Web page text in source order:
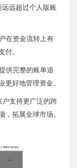
远超过个人版账
在资金流转上有
付。
供完整的账单追
更好地管理资金。
支持更广泛的跨
拓展全球市场。